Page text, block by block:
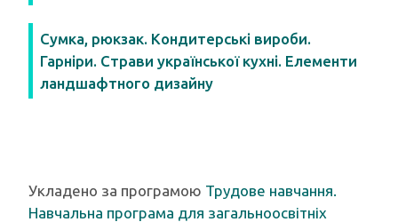
Сумка, рюкзак. Кондитерські вироби.
Гарніри. Страви української кухні. Елементи
ландшафтного дизайну
Укладено за програмою Трудове навчання.
Навчальна програма для загальноосвітніх